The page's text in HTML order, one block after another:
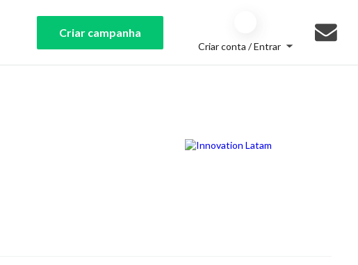
Criar campanha
Criar conta / Entrar